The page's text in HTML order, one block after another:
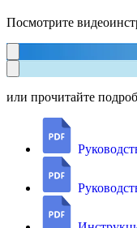
Посмотрите
или прочитайте